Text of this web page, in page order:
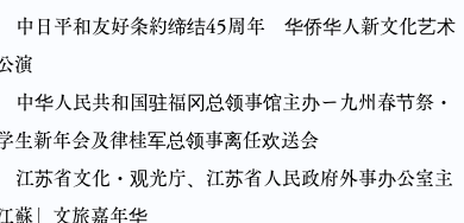
和友好条約缔结45周年 华侨华人新文化艺术
演
华人民共和国驻福冈总领事馆主办ー九州春节祭・
生新年会及律桂军总领事离任欢送会
文化・观光庁、江苏省人民政府外事办公室主
蘇」文旅嘉年华